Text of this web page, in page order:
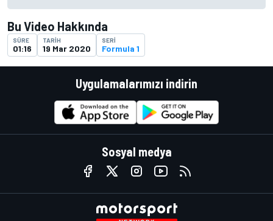
Bu Video Hakkında
SÜRE
01:16
TARIH
19 Mar 2020
SERI
Formula 1
Uygulamalarımızı indirin
Sosyal medya